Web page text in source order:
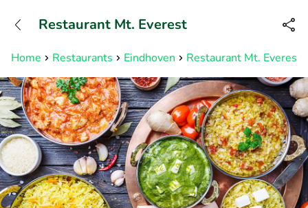
Available until 23:00
Home Restaurants Eindhoven Restaurant Mt. Everest
Restaurant Mt. Everest